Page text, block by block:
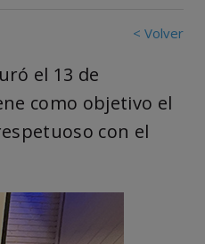
< Volver
el 13 de
como objetivo el
con el